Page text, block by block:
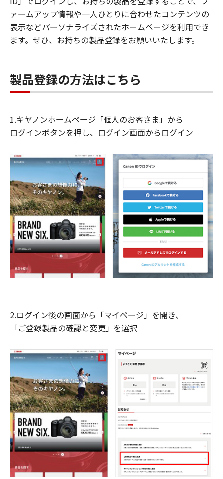
ァームアップ情報や一人ひとりに合わせたコンテンツの
表示などパーソナライズされたホームページを利用でき
ます。ぜひ、お持ちの製品登録をお願いいたします。
製品登録の方法はこちら
1.キヤノンホームページ「個人のお客さま」から
ログインボタンを押し、ログイン画面からログイン
2.ログイン後の画面から「マイページ」を開き、
「ご登録製品の確認と変更」を選択